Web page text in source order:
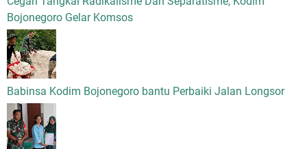
Bojonegoro Gelar Komsos
Babinsa Kodim Bojonegoro bantu Perbaiki Jalan Longsor